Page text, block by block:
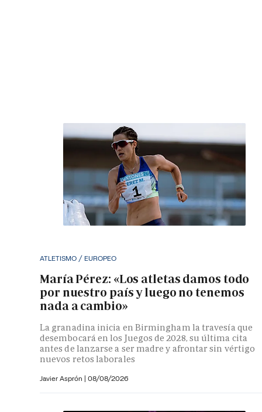
ATLETISMO / EUROPEO
María Pérez: «Los atletas damos todo
por nuestro país y luego no tenemos
nada a cambio»
La granadina inicia en Birmingham la travesía que
desembocará en los Juegos de 2028, su última cita
antes de lanzarse a ser madre y afrontar sin vértigo
nuevos retos laborales
Javier Asprón | 08/08/2026